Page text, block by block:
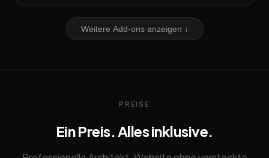
Weitere Add-ons anzeigen ↓
PREISE
Ein Preis. Alles inklusive.